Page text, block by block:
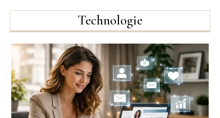
Technologie